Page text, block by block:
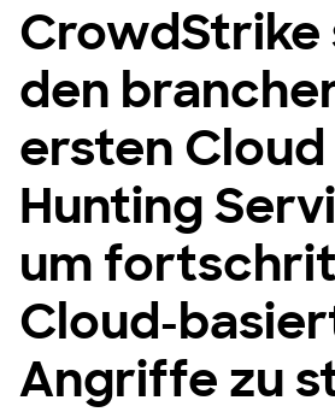
den
ersten
Hunting
um
Cloud-
Angriffe zu